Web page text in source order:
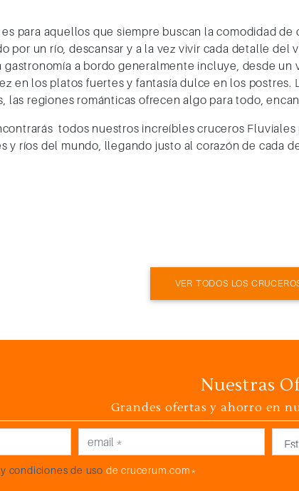
para aquellos que siempre buscan la comodidad
por un río, descansar y a la vez vivir cada detalle
a bordo generalmente incluye, desde
en los platos fuertes y fantasía dulce en los
las regiones románticas ofrecen algo para todo,
todos nuestros increíbles cruceros
y ríos del mundo, llegando justo al corazón de cada
VER TODOS LOS
Nuestras
Grandes ofertas y ahorro en
condiciones de uso de crucerum.com*